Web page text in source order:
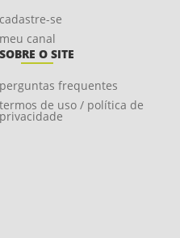
cadastre-se
meu canal
SOBRE O SITE
perguntas frequentes
termos de uso / política de
privacidade